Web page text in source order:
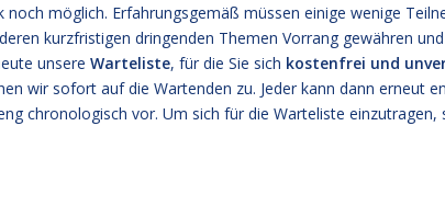
noch möglich. Erfahrungsgemäß müssen einige wenige
kurzfristigen dringenden Themen Vorrang gewähren
unsere Warteliste, für die Sie sich kostenfrei und
wir sofort auf die Wartenden zu. Jeder kann dann erneut
chronologisch vor. Um sich für die Warteliste einzutragen,